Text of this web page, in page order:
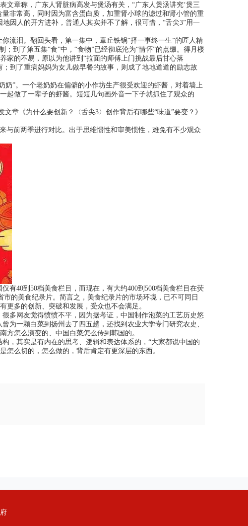
章称，广东人肾脏病高发与煲汤有关，“广东人煲汤讲究‘煲三
非常高，同时因为富含蛋白质，加重肾小球的滤过和肾小管的重
因人的开方进补，普通人其实并不了解，很可惜，“舌尖3”用一
泪。翻回头看，第一集中，章丘铁锅“择一事终一生”的匠人精
；到了第五集“食”中，“食物”已经彻底沦为“情怀”的点缀。得月楼
家的不易，原以为他讲到“拉面的师傅上门挑战最后甘心落
到了重病妈妈为女儿做早餐的故事，则成了地地道道的励志故
”。一个老奶奶在偏僻的小作坊生产很受欢迎的虾酱，对着墙上
起做了一辈子的虾酱。短短几句画外音一下子就抓住了观众的
章《为什么要创新？〈舌尖3〉创作背后有哪些“味道”要变？》
前两季进行对比。出于思维惯性和审美惯性，难免有不少观众
40到50档美食栏目，而现在，有大约400到500档美食栏目在荧
市的美食纪录片。简言之，美食纪录片的市场环境，已不可同日
更多的创新、突破和发展，受众也不会满足。
网友觉得愤愤不平，因为据考证，中国制作泡菜的工艺历史悠
一颗白菜到扬州去了四五趟，还找到农业大学专门研究农史、
方怎么演变的、中国白菜怎么传到韩国的。
其实是有内在的思考、逻辑和表达体系的，“大家都说中国的
么切的，怎么做的，背后肯定有更深层的东西。